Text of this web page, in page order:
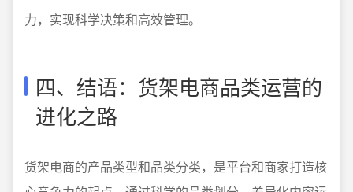
力，实现科学决策和高效管理。
四、结语：货架电商品类运营的
进化之路
货架电商的产品类型和品类分类，是平台和商家打造核